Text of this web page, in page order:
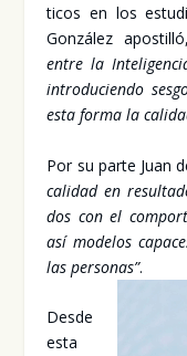
ti­cos en los
Gon­zá­lez
entre la
intro­du­cien­do
esta for­ma la
Por su par­te Juan
cali­dad en
dos con el
así mode­los
las per­so­nas”.
Des­de
esta